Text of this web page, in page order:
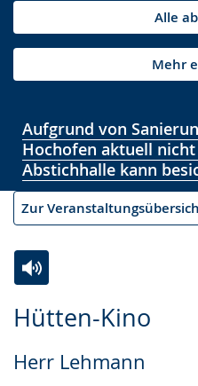
Alle
Mehr
Aufgrund von
Hochofen aktuell
Abstichhalle kann
Zur
Hütten-Kino
Herr Lehmann
Leichten
wechseln.
Audio-
Video
Deutscher